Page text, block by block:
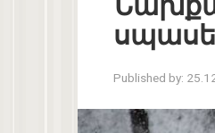
Published by: